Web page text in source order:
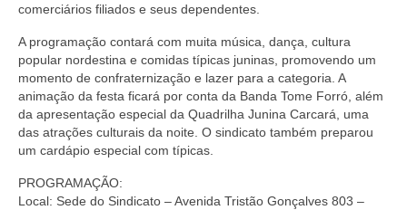
comerciários filiados e seus dependentes.
A programação contará com muita música, dança, cultura
popular nordestina e comidas típicas juninas, promovendo um
momento de confraternização e lazer para a categoria. A
animação da festa ficará por conta da Banda Tome Forró, além
da apresentação especial da Quadrilha Junina Carcará, uma
das atrações culturais da noite. O sindicato também preparou
um cardápio especial com típicas.
PROGRAMAÇÃO:
Local: Sede do Sindicato – Avenida Tristão Gonçalves 803 –